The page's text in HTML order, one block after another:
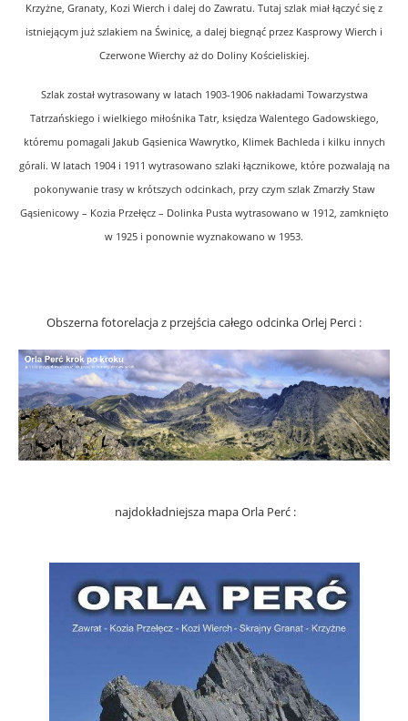
Krzyżne, Granaty, Kozi Wierch i dalej do Zawratu. Tutaj szlak miał łączyć się z
istniejącym już szlakiem na Świnicę, a dalej biegnąć przez Kasprowy Wierch i
Czerwone Wierchy aż do Doliny Kościeliskiej.
Szlak został wytrasowany w latach 1903-1906 nakładami Towarzystwa
Tatrzańskiego i wielkiego miłośnika Tatr, księdza Walentego Gadowskiego,
któremu pomagali Jakub Gąsienica Wawrytko, Klimek Bachleda i kilku innych
górali. W latach 1904 i 1911 wytrasowano szlaki łącznikowe, które pozwalają na
pokonywanie trasy w krótszych odcinkach, przy czym szlak Zmarzły Staw
Gąsienicowy – Kozia Przełęcz – Dolinka Pusta wytrasowano w 1912, zamknięto
w 1925 i ponownie wyznakowano w 1953.
Obszerna fotorelacja z przejścia całego odcinka Orlej Perci :
najdokładniejsza mapa Orla Perć :